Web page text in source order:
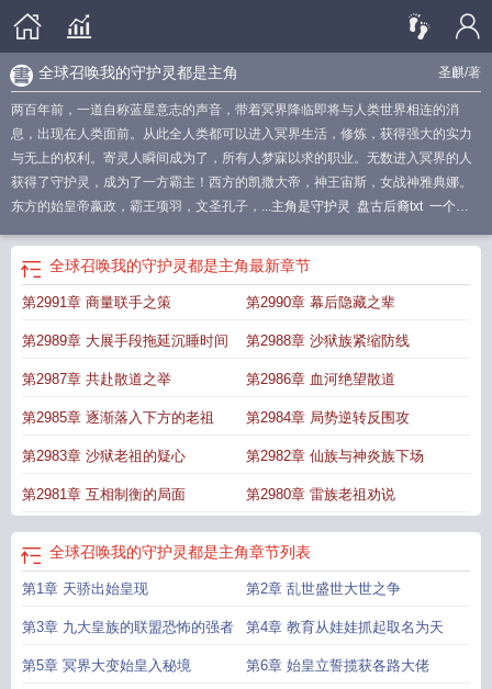
圣麒/著
全球召唤我的守护灵都是主角
两百年前，一道自称蓝星意志的声音，带着冥界降临即将与人类世界相连的消
息，出现在人类面前。从此全人类都可以进入冥界生活，修炼，获得强大的实力
与无上的权利。寄灵人瞬间成为了，所有人梦寐以求的职业。无数进入冥界的人
获得了守护灵，成为了一方霸主！西方的凯撒大帝，神王宙斯，女战神雅典娜。
东方的始皇帝嬴政，霸王项羽，文圣孔子，...主角是守护灵 盘古后裔txt 一个全
球觉醒守护灵
开局成守护灵 全球守护灵时代 全球守护灵开局神武灵
作者 想上天榜啊呀
护灵守护灵时代开局签到守护灵时代开局杀神白起全球召唤我的守护灵都是主
全球召唤我的守护灵都是主角最新章节
第2991章 商量联手之策 第2990章 幕后隐藏之辈
第2989章 大展手段拖延沉睡时间 第2988章 沙狱族紧缩防线
第2987章 共赴散道之举 第2986章 血河绝望散道
第2985章 逐渐落入下方的老祖 第2984章 局势逆转反围攻
第2983章 沙狱老祖的疑心 第2982章 仙族与神炎族下场
第2981章 互相制衡的局面 第2980章 雷族老祖劝说
全球召唤我的守护灵都是主角章节列表
第1章 天骄出始皇现 第2章 乱世盛世大世之争
第3章 九大皇族的联盟恐怖的强者 第4章 教育从娃娃抓起取名为天
第5章 冥界大变始皇入秘境 第6章 始皇立誓揽获各路大佬